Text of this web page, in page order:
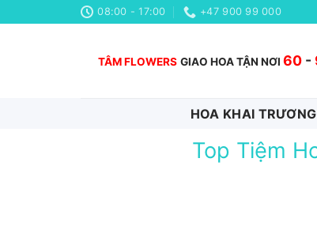
đến
08:00 - 17:00 +47 900 99 000
TÂM FLOWERS GIAO HOA TẬN NƠI 60 -
HOA KHAI TRƯƠNG
Top Tiệm